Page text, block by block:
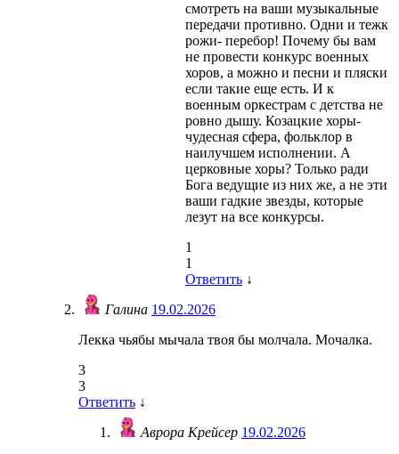
смотреть на ваши музыкальные
передачи противно. Одни и тежк
рожи- перебор! Почему бы вам
не провести конкурс военных
хоров, а можно и песни и пляски
если такие еще есть. И к
военным оркестрам с детства не
ровно дышу. Козацкие хоры-
чудесная сфера, фольклор в
наилучшем исполнении. А
церковные хоры? Только ради
Бога ведущие из них же, а не эти
ваши гадкие звезды, которые
лезут на все конкурсы.
1
1
Ответить ↓
Галина 19.02.2026
Лекка чьябы мычала твоя бы молчала. Мочалка.
3
3
Ответить ↓
Аврора Крейсер 19.02.2026